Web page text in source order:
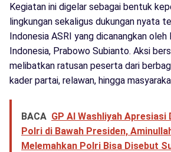
Kegiatan ini digelar sebagai bentuk
lingkungan sekaligus dukungan nyata
Indonesia ASRI yang dicanangkan
Indonesia, Prabowo Subianto. Aksi
melibatkan ratusan peserta dari
kader partai, relawan, hingga
BACA GP Al Washliyah Apresiasi
Polri di Bawah Presiden,
Melemahkan Polri Bisa Disebut